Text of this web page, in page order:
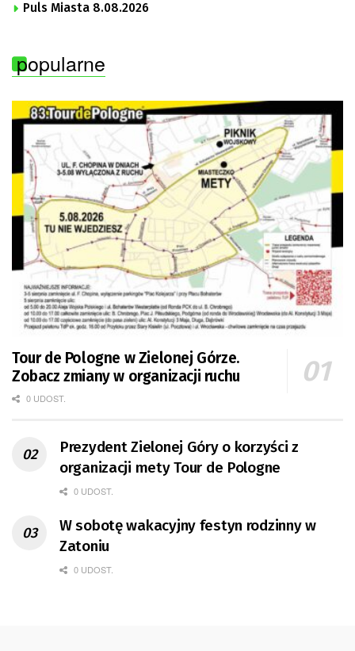
Puls Miasta 8.08.2026
popularne
Tour de Pologne w Zielonej Górze.
Zobacz zmiany w organizacji ruchu
0 UDOST.
Prezydent Zielonej Góry o korzyści z
organizacji mety Tour de Pologne
0 UDOST.
W sobotę wakacyjny festyn rodzinny w
Zatoniu
0 UDOST.